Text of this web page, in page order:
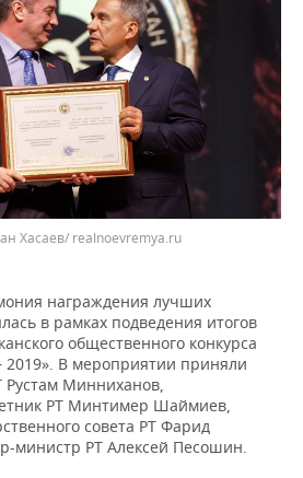
Хасаев/ realnoevremya.ru
награждения лучших
в рамках подведения итогов
общественного конкурса
2019». В мероприятии приняли
Рустам Минниханов,
РТ Минтимер Шаймиев,
совета РТ Фарид
министр РТ Алексей Песошин.